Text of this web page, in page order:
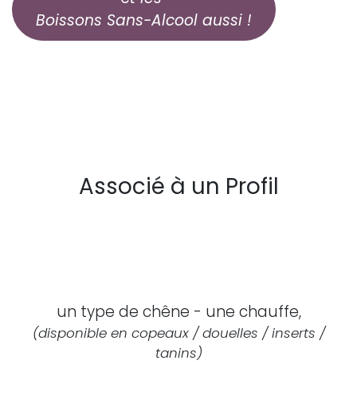
Boissons Sans-Alcool aussi !
Associé à un Profil
un type de chêne - une chauffe,
(disponible en copeaux / douelles / inserts /
tanins)